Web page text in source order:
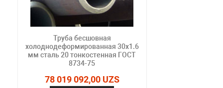
Труба бесшовная
холоднодеформированная 30х1.6
мм сталь 20 тонкостенная ГОСТ
8734-75
78 019 092,00 UZS